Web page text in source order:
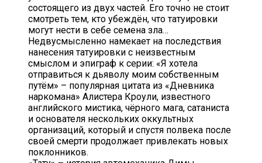
состоящего из двух частей. Его точно не стоит
смотреть тем, кто убеждён, что татуировки
могут нести в себе семена зла…
Недвусмысленно намекает на последствия
нанесения татуировки с неизвестным
смыслом и эпиграф к серии: «Я хотела
отправиться к дьяволу моим собственным
путём» – популярная цитата из «Дневника
наркомана» Алистера Кроули, известного
английского мистика, чёрного мага, сатаниста
и основателя нескольких оккультных
организаций, который и спустя полвека после
своей смерти продолжает привлекать новых
поклонников.